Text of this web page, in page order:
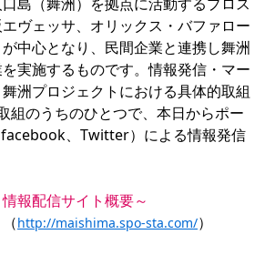
ズ向けサービス グルメ
マッチデープログラム
ターサポーター観戦ガイド 公式アプリ
セレッソ大阪VISAカード
サポートスタッフ
だいな
応援商店街
ス）
POINT Program 招待券引換方法
先行入場
規定 婚姻届・出生届・命名書
チケット イベント
ファンクラブ
ー スポーツクラブ メディア 30周年
ヴェッサ、オリックス・バファロー
中心となり、民間企業と連携し舞洲
実施するものです。情報発信・マー
洲プロジェクトにおける具体的取組
組のうちのひとつで、本日からポー
facebook、Twitter）による情報発信
報配信サイト概要～
http://maishima.spo-sta.com/）